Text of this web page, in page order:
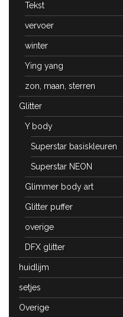
Tekst
vervoer
winter
Ying yang
zon, maan, sterren
Glitter
Y body
Superstar basiskleuren
Superstar NEON
Glimmer body art
Glitter puffer
overige
DFX glitter
huidlijm
setjes
Overige